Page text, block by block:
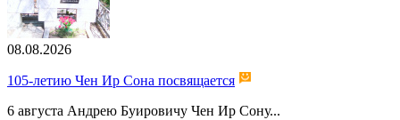
08.08.2026
105-летию Чен Ир Сона посвящается
6 августа Андрею Буировичу Чен Ир Сону...